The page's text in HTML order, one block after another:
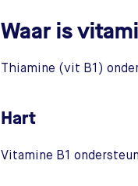
Waar is
Thiamine (vit B1)
Hart
Vitamine B1